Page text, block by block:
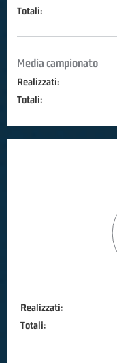
Totali:
Media campionato
Realizzati:
Totali:
Realizzati:
Totali: